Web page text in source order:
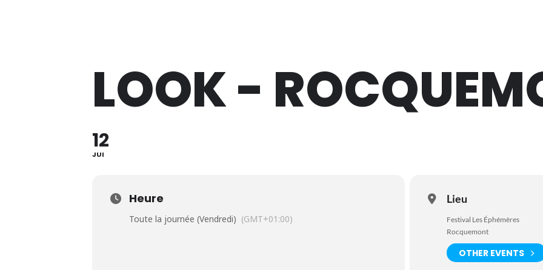
LOOK -
12
JUI
Heure
Toute la journée (Vendredi) (GMT+01:00)
Lieu
Festival Les Éphémères
Rocquemont
OTHER EVENTS